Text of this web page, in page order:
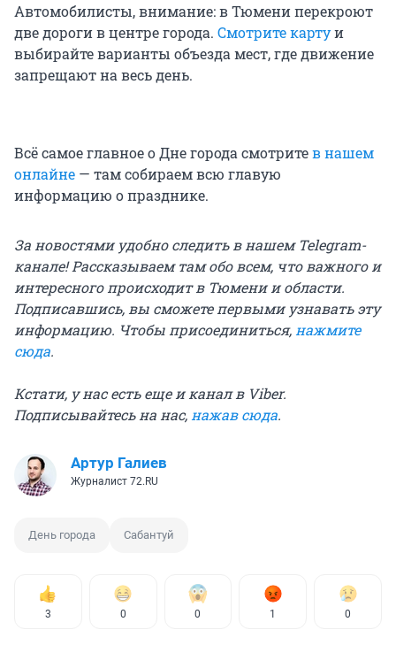
Автомобилисты, внимание: в Тюмени перекроют
две дороги в центре города. Смотрите картуи
выбирайте варианты объезда мест, где движение
запрещают на весь день.
Всё самое главное о Дне города смотритев нашем
онлайне — там собираем всю главую
информацию о празднике.
За новостями удобно следить в нашем Telegram-
канале! Рассказываем там обо всем, что важного и
интересного происходит в Тюмени и области.
Подписавшись, вы сможете первыми узнавать эту
информацию. Чтобы присоединиться, нажмите
сюда.
Кстати, у нас есть еще и канал в Viber.
Подписывайтесь на нас, нажав сюда.
Артур Галиев
Журналист 72.RU
День города Сабантуй
3 0 0 1 0